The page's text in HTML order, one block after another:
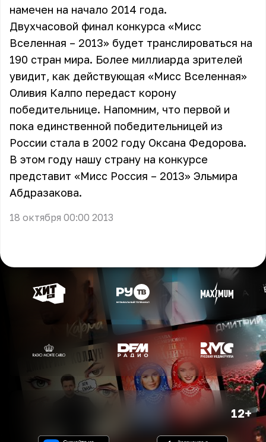
намечен на начало 2014 года.
Двухчасовой финал конкурса «Мисс
Вселенная – 2013» будет транслироваться на
190 стран мира. Более миллиарда зрителей
увидит, как действующая «Мисс Вселенная»
Оливия Калпо передаст корону
победительнице. Напомним, что первой и
пока единственной победительницей из
России стала в 2002 году Оксана Федорова.
В этом году нашу страну на конкурсе
представит «Мисс Россия – 2013» Эльмира
Абдразакова.
18 октября 00:00 2013
12+